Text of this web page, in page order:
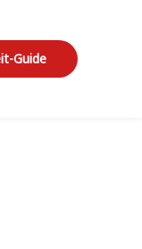
Guide